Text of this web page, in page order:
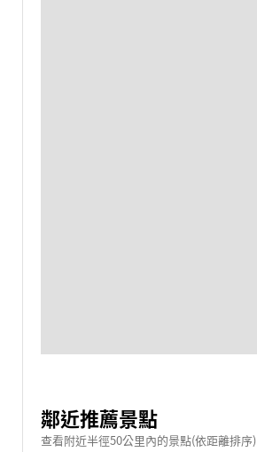
鄰近推薦景點
查看附近半徑50公里內的景點(依距離排序)